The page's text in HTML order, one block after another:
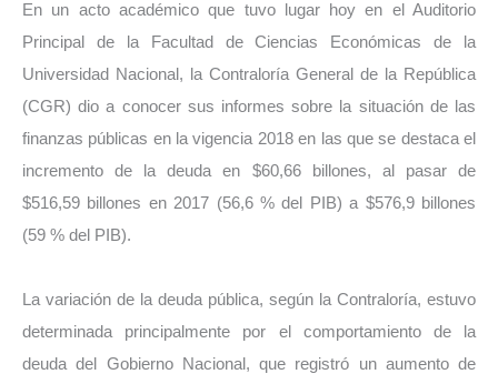
En un acto académico que tuvo lugar hoy en el Auditorio
Principal de la Facultad de Ciencias Económicas de la
Universidad Nacional, la Contraloría General de la República
(CGR) dio a conocer sus informes sobre la situación de las
finanzas públicas en la vigencia 2018 en las que se destaca el
incremento de la deuda en $60,66 billones, al pasar de
$516,59 billones en 2017 (56,6 % del PIB) a $576,9 billones
(59 % del PIB).
La variación de la deuda pública, según la Contraloría, estuvo
determinada principalmente por el comportamiento de la
deuda del Gobierno Nacional, que registró un aumento de